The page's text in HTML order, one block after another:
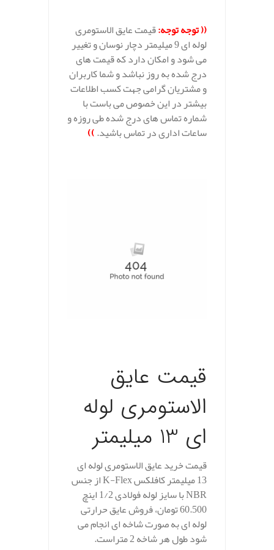
(( توجه توجه:قیمت عایق الاستومری
لوله ای 9 میلیمتر دچار نوسان و تغییر
می شود و امکان دارد که قیمت های
درج شده به روز نباشد و شما کاربران
و مشتریان گرامی جهت کسب اطلاعات
بیشتر در این خصوص می باست با
شماره تماس های درج شده طی روزه و
ساعات اداری در تماس باشید.))
قیمت عایق
الاستومری لوله
ای 13 میلیمتر
قیمت خرید عایق الاستومری لوله ای
13 میلیمتر کافلکس K-Flex از جنس
NBR با سایز لوله فولادی 1/2 اینچ
60.500 تومان، فروش عایق حرارتی
لوله ای به صورت شاخه ای انجام می
شود طول هر شاخه 2 متراست.